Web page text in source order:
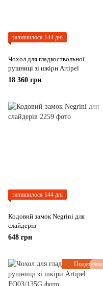
залишилося 144 дні
Чохол для гладкоствольної
рушниці зі шкіри Artipel
18 360 грн
залишилося 144 дні
Кодовий замок Negrini для
слайдерів
648 грн
Подарунок